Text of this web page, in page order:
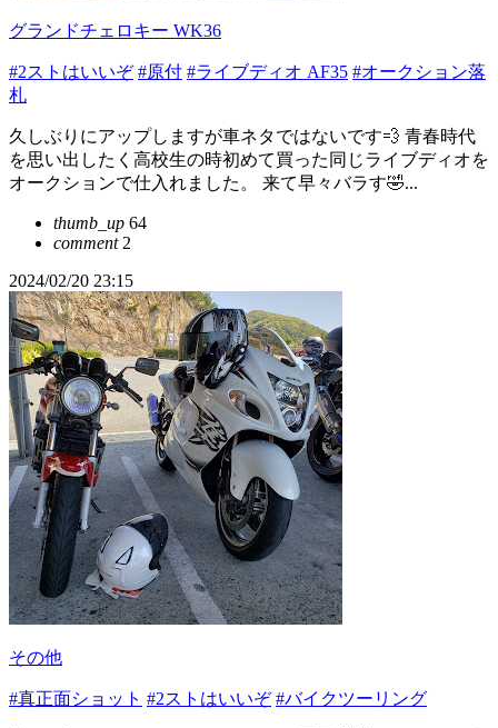
グランドチェロキー WK36
#2ストはいいぞ #原付 #ライブディオ AF35 #オークション落
札
久しぶりにアップしますが車ネタではないです💨 青春時代
を思い出したく高校生の時初めて買った同じライブディオを
オークションで仕入れました。 来て早々バラす🤣...
thumb_up 64
comment2
2024/02/20 23:15
その他
#真正面ショット #2ストはいいぞ #バイクツーリング